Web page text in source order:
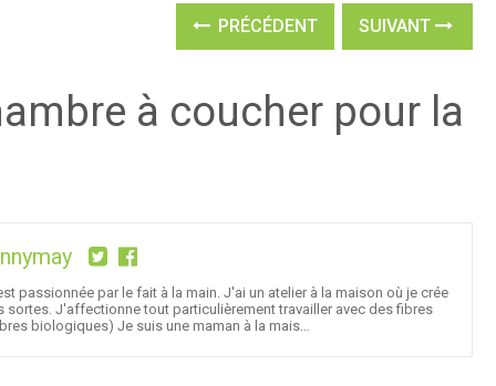
PRÉCÉDENT SUIVANT
à coucher pour la
passionnée par le fait à la main. J'ai un atelier à la maison où je crée
sortes. J'affectionne tout particulièrement travailler avec des fibres
biologiques) Je suis une maman à la mais…